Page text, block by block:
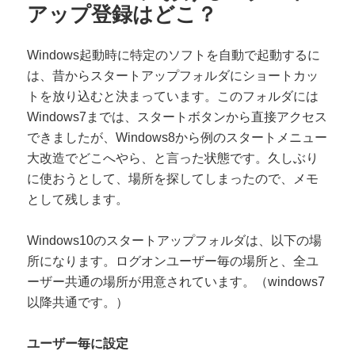
アップ登録はどこ？
Windows起動時に特定のソフトを自動で起動するに
は、昔からスタートアップフォルダにショートカッ
トを放り込むと決まっています。このフォルダには
Windows7までは、スタートボタンから直接アクセス
できましたが、Windows8から例のスタートメニュー
大改造でどこへやら、と言った状態です。久しぶり
に使おうとして、場所を探してしまったので、メモ
として残します。
Windows10のスタートアップフォルダは、以下の場
所になります。ログオンユーザー毎の場所と、全ユ
ーザー共通の場所が用意されています。（windows7
以降共通です。）
ユーザー毎に設定